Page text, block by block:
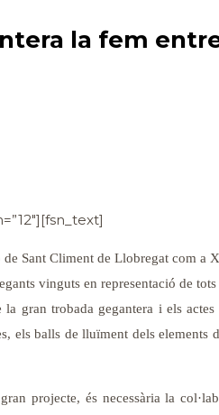
la fem
de Sant Climent de Llobregat com
vinguts en representació de
la gran trobada gegantera i els
els balls de lluïment dels
projecte, és necessària la